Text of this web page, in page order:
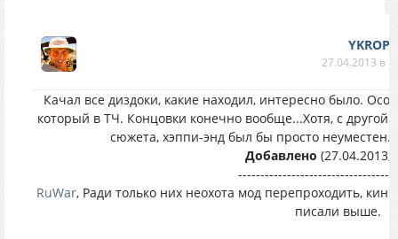
YKROP
27.04.2013 в
Качал все диздоки, какие находил, интересно было.
который в ТЧ. Концовки конечно вообще...Хотя, с другой
сюжета, хэппи-энд был бы просто
Добавлено (27.04.2013,
RuWar, Ради только них неохота мод перепроходить,
писали выше.